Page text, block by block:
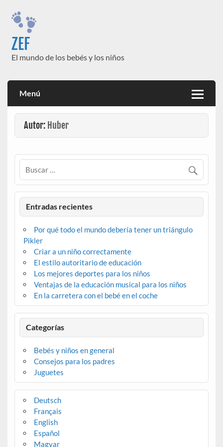
contenido
ZEF
El mundo de los bebés y los niños
Menú
Autor: Huber
Entradas recientes
Por qué todo el mundo debería tener un triángulo
Pikler
Criar a un niño correctamente
El estilo autoritario de educación
Los mejores deportes para los niños
Ventajas de la educación musical para los niños
En la carretera con el bebé en el coche
Categorías
Bebés y niños en general
Consejos para los padres
Juguetes
Deutsch
Français
English
Español
Magyar